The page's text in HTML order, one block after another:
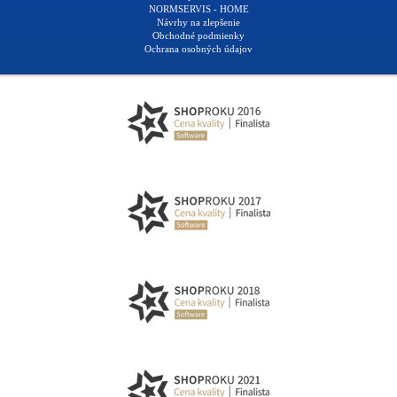
NORMSERVIS - HOME
Návrhy na zlepšenie
Obchodné podmienky
Ochrana osobných údajov